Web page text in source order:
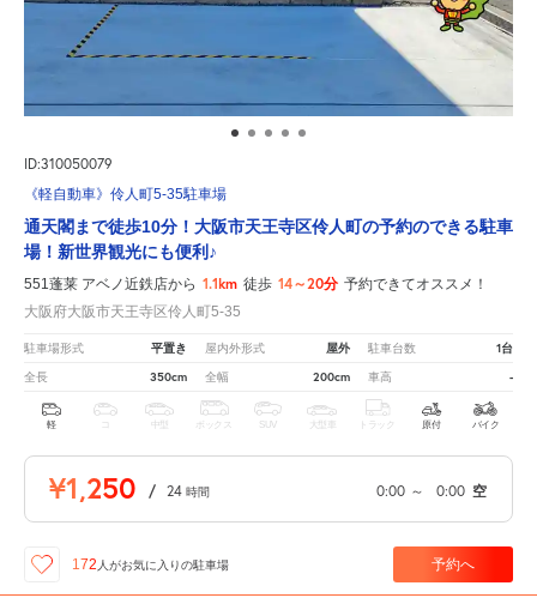
ID:310050079
《軽自動車》伶人町5-35駐車場
通天閣まで徒歩10分！大阪市天王寺区伶人町の予約のできる駐車
場！新世界観光にも便利♪
551蓬莱 アベノ近鉄店から 1.1km 徒歩 14～20分 予約できてオススメ！
大阪府大阪市天王寺区伶人町5-35
駐車場形式 平置き 屋内外形式 屋外 駐車台数 1台
全長 350cm 全幅 200cm 車高 -
軽 中型 ボックス SUV 大型車 トラック 原付 バイク
¥1,250 / 24 時間 0:00 ～ 0:00 空
172 人がお気に入りの駐車場 予約へ